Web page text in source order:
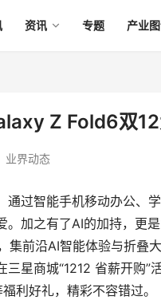
资讯 专题 产业
Z Fold6双
业界动态
通过智能手机移动办公、
。加之有了AI的加持，更
前沿AI智能体验与折叠
星商城“1212 省薪开购
利好礼，精彩不容错过。